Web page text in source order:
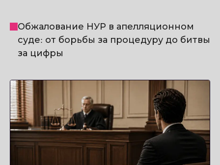
Обжалование НУР в апелляционном
суде: от борьбы за процедуру до битвы
за цифры